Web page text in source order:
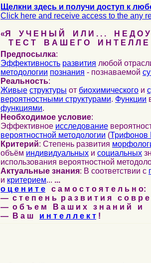
Щелкни здесь и получи доступ к
Click here and receive access to the any
«Я У Ч Е Н Ы Й И Л И . . . Н Е Д О У
Т Е С Т В А Ш Е Г О И Н Т Е Л Л Е
Предпосылка:
Эффективность развития любой
методологии познания - познаваемой
Реальность:
Живые структуры от биохимического и
вероятностными структурами. Функции
функциями.
Необходимое условие:
Эффективное исследование
вероятностной методологии (Трифонов
Критерий: Степень развития
объём индивидуальных и социальных
использования вероятностной
Актуальные знания: В соответствии с
и критерием... ...
о ц е н и т е с а м о с т о я т е л ь н о:
— с т е п е н ь р а з в и т и я с о в р
— о б ъ е м В а ш и х з н а н и й и
— В а ш и н т е л л е к т !